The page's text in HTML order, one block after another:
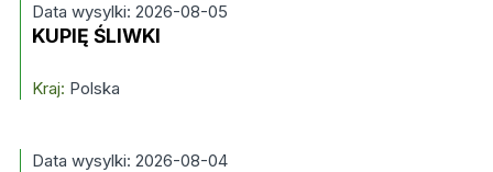
Data wysylki: 2026-08-05
KUPIĘ ŚLIWKI
Kraj: Polska
Data wysylki: 2026-08-04